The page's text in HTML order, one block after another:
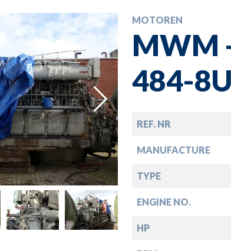
MOTOREN
MWM
484-8U
REF. NR
MANUFACTURE
TYPE
ENGINE NO.
HP